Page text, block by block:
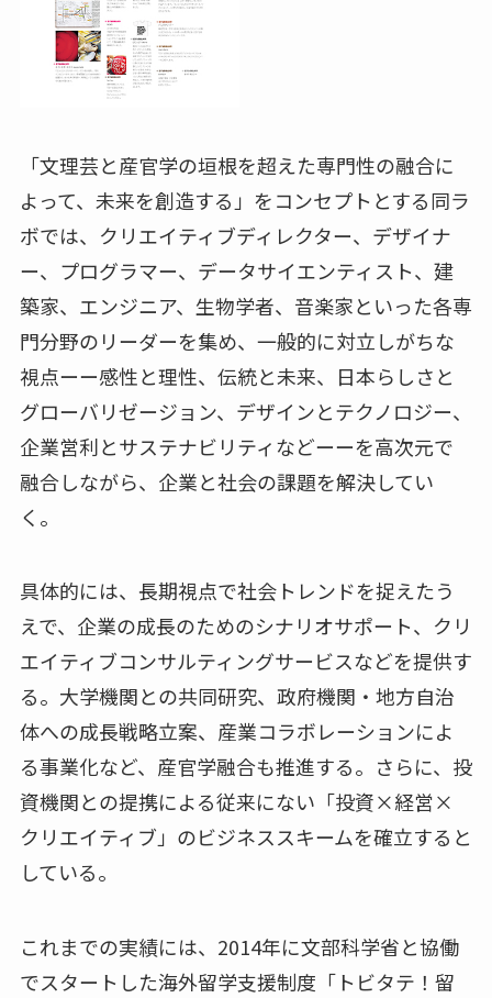
「文理芸と産官学の垣根を超えた専門性の融合に
よって、未来を創造する」をコンセプトとする同ラ
ボでは、クリエイティブディレクター、デザイナ
ー、プログラマー、データサイエンティスト、建
築家、エンジニア、生物学者、音楽家といった各専
門分野のリーダーを集め、一般的に対立しがちな
視点ーー感性と理性、伝統と未来、日本らしさと
グローバリゼージョン、デザインとテクノロジー、
企業営利とサステナビリティなどーーを高次元で
融合しながら、企業と社会の課題を解決してい
く。
具体的には、長期視点で社会トレンドを捉えたう
えで、企業の成長のためのシナリオサポート、クリ
エイティブコンサルティングサービスなどを提供す
る。大学機関との共同研究、政府機関・地方自治
体への成長戦略立案、産業コラボレーションによ
る事業化など、産官学融合も推進する。さらに、投
資機関との提携による従来にない「投資×経営×
クリエイティブ」のビジネススキームを確立すると
している。
これまでの実績には、2014年に文部科学省と協働
でスタートした海外留学支援制度「トビタテ！留